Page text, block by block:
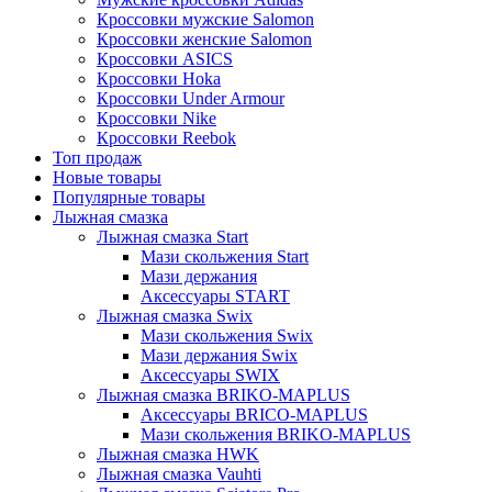
Кроссовки мужские Salomon
Кроссовки женские Salomon
Кроссовки ASICS
Кроссовки Hoka
Кроссовки Under Armour
Кроссовки Nike
Кроссовки Reebok
Топ продаж
Новые товары
Популярные товары
Лыжная смазка
Лыжная смазка Start
Мази скольжения Start
Мази держания
Аксессуары START
Лыжная смазка Swix
Мази скольжения Swix
Мази держания Swix
Аксессуары SWIX
Лыжная смазка BRIKO-MAPLUS
Аксессуары BRICO-MAPLUS
Мази скольжения BRIKO-MAPLUS
Лыжная смазка HWK
Лыжная смазка Vauhti